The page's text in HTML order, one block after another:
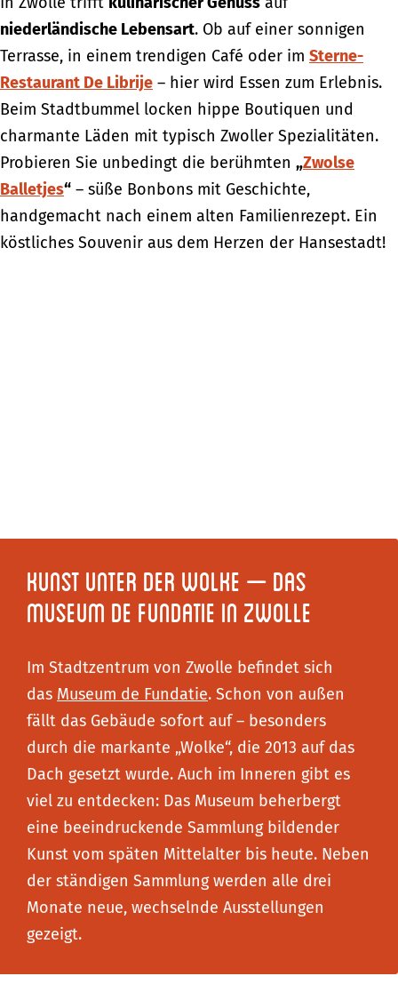
niederländische Lebensart. Ob auf einer sonnigen
Terrasse, in einem trendigen Café oder im Sterne-
Restaurant De Librije – hier wird Essen zum Erlebnis.
Beim Stadtbummel locken hippe Boutiquen und
charmante Läden mit typisch Zwoller Spezialitäten.
Probieren Sie unbedingt die berühmten „Zwolse
Balletjes“ – süße Bonbons mit Geschichte,
handgemacht nach einem alten Familienrezept. Ein
köstliches Souvenir aus dem Herzen der Hansestadt!
Kunst unter der Wolke – das
Museum de Fundatie in Zwolle
Im Stadtzentrum von Zwolle befindet sich
das Museum de Fundatie. Schon von außen
fällt das Gebäude sofort auf – besonders
durch die markante „Wolke“, die 2013 auf das
Dach gesetzt wurde. Auch im Inneren gibt es
viel zu entdecken: Das Museum beherbergt
eine beeindruckende Sammlung bildender
Kunst vom späten Mittelalter bis heute. Neben
der ständigen Sammlung werden alle drei
Monate neue, wechselnde Ausstellungen
gezeigt.